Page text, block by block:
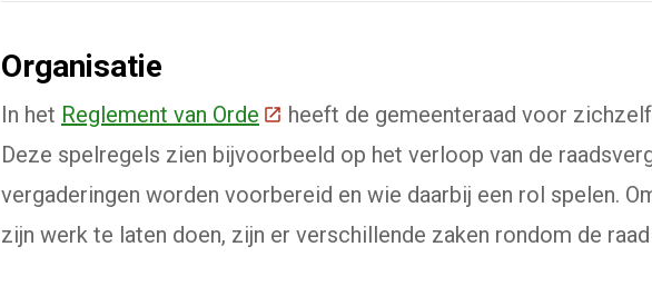
Organisatie
In het Reglement van Orde (Deze link gaat naar een externe
heeft de gemeenteraad voor
Deze spelregels zien bijvoorbeeld op het verloop van de
vergaderingen worden voorbereid en wie daarbij een rol spelen.
zijn werk te laten doen, zijn er verschillende zaken rondom de